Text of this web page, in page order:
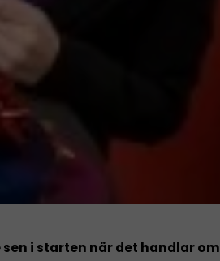
i starten när det handlar om